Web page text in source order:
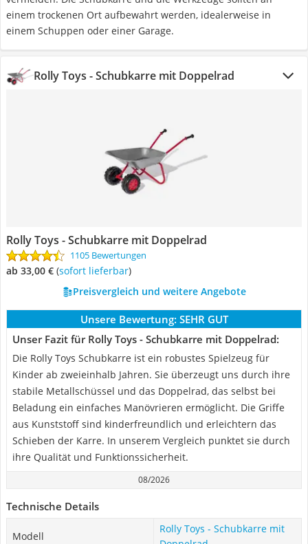
einem trockenen Ort aufbewahrt werden, idealerweise in
einem Schuppen oder einer Garage.
Rolly Toys - Schubkarre mit Doppelrad
Rolly Toys - Schubkarre mit Doppelrad
1105 Bewertungen
ab 33,00 € ( Sofort lieferbar)
Preisvergleich und weitere Angebote
Unsere Bewertung: SEHR GUT
Unser Fazit für Rolly Toys - Schubkarre mit Doppelrad:
Die Rolly Toys Schubkarre ist ein robustes Spielzeug für
Kinder ab zweieinhalb Jahren. Sie überzeugt uns durch ihre
stabile Metallschüssel und das Doppelrad, das selbst bei
Beladung ein einfaches Manövrieren ermöglicht. Die Griffe
aus Kunststoff sind kinderfreundlich und erleichtern das
Schieben der Karre. In unserem Vergleich punktet sie durch
ihre Qualität und Funktionssicherheit.
08/2026
Technische Details
Modell
Rolly Toys - Schubkarre mit